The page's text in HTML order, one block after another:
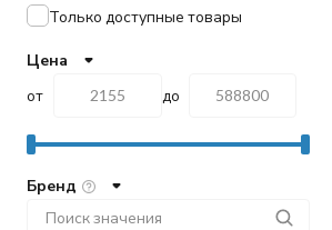
Только доступные товары
Цена
от
до
Бренд